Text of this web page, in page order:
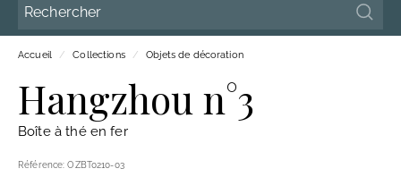
s
e
n
D
e
m
e
Accueil / Collections / Objets de décoration
Hangzhou n°3
Boîte à thé en fer
Référence:OZBT0210-03